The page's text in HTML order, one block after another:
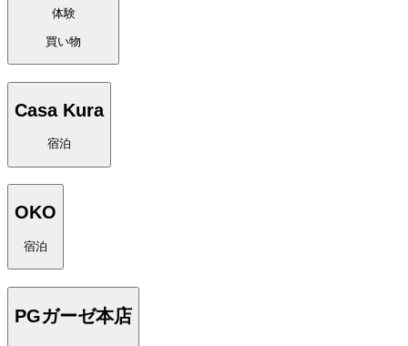
体験
買い物
Casa Kura
宿泊
OKO
宿泊
PGガーゼ本店